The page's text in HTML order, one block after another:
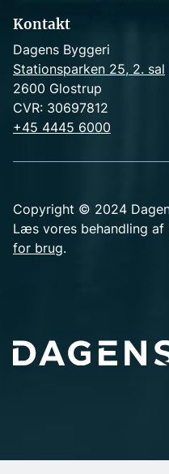
Kontakt
Dagens Byggeri
Stationsparken 25, 2. sal
2600 Glostrup
CVR: 30697812
+45 4445 6000
Copyright © 2024
Læs vores behandling af
for brug.